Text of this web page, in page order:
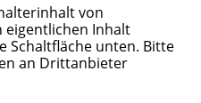
von
eigentlichen Inhalt
Schaltfläche unten. Bitte
an Drittanbieter